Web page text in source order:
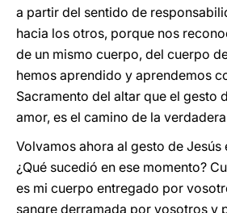
a partir del sentido de
hacia los otros, porque nos
de un mismo cuerpo, del cuerpo
hemos aprendido y aprendemos
Sacramento del altar que el gesto
amor, es el camino de la
Volvamos ahora al gesto de Jesús
¿Qué sucedió en ese momento?
es mi cuerpo entregado por
sangre derramada por vosotros y